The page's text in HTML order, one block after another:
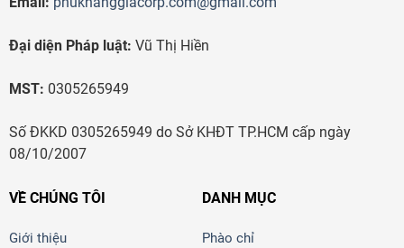
Đại diện Pháp luật: Vũ Thị Hiền
MST: 0305265949
Số ĐKKD 0305265949 do Sở KHĐT TP.HCM cấp ngày
08/10/2007
VỀ CHÚNG TÔI
Giới thiệu
DANH MỤC
Phào chỉ